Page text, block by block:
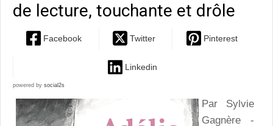
de lecture, touchante et drôle
Facebook Twitter Pinterest
Linkedin
powered by social2s
Par Sylvie
Gagnère -